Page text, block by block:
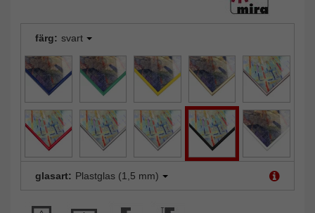
färg: svart
glasart: Plastglas (1,5 mm)